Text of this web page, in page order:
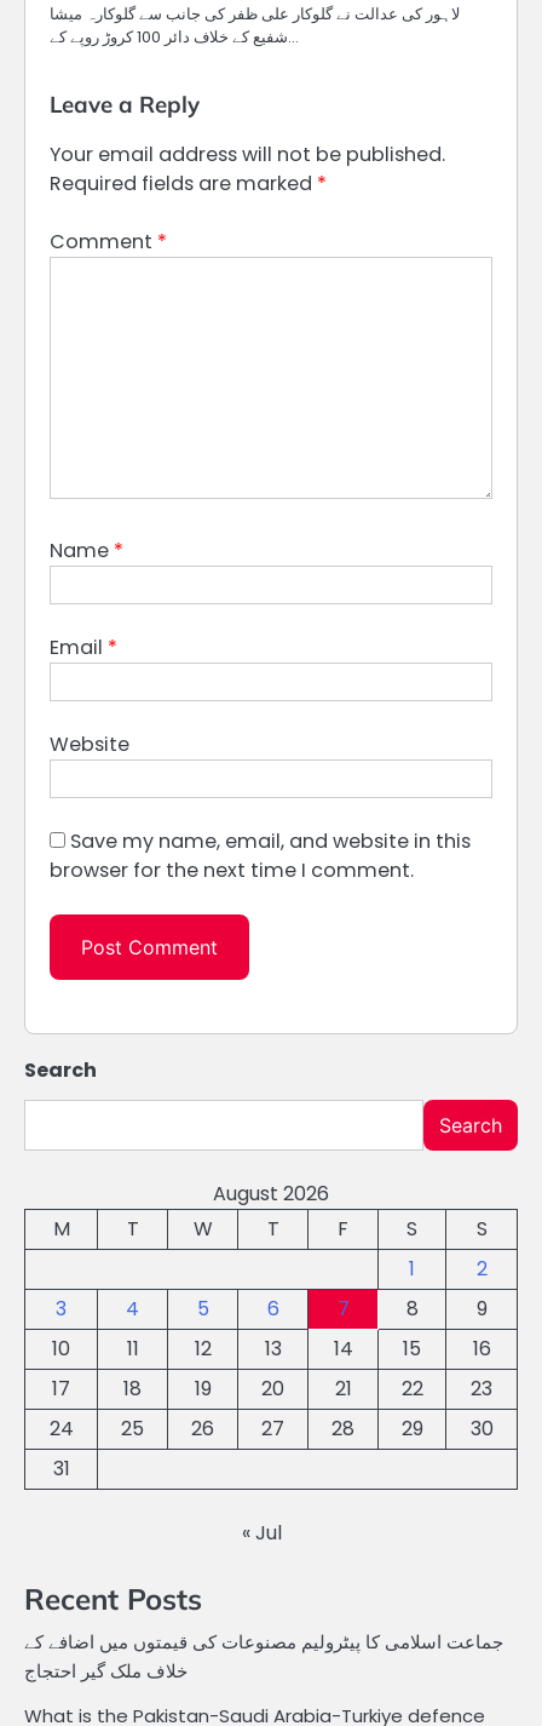
لاہور کی عدالت نے گلوکار علی ظفر کی جانب سے گلوکارہ میشا
شفیع کے خلاف دائر 100 کروڑ روپے کے…
Leave a Reply
Your email address will not be published.
Required fields are marked *
Comment *
Name *
Email *
Website
Save my name, email, and website in this
browser for the next time I comment.
Search
Search
August 2026
M
T W T F S
S
1
2
3
4 5 6 7 8
9
10
11 12 13 14 15
16
17
18 19 20 21 22
23
24
25 26 27 28 29
30
31
« Jul
Recent Posts
جماعت اسلامی کا پیٹرولیم مصنوعات کی قیمتوں میں اضافے کے
خلاف ملک گیر احتجاج
What is the Pakistan-Saudi Arabia-Turkiye defence